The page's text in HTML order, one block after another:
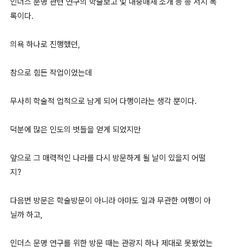
록이다.
의욕 하나로 진행했던,
참으로 힘든 작업이었는데
무사히 학술적 업적으로 남게 되어 다행이라는 생각 뿐이다.
덕분에 많은 인도의 벗들을 얻게 되었지만
앞으로 그 매력적인 나라를 다시 방문하게 될 날이 있을지 어떨
지?
다음번 방문은 학술방문이 아니라 아마도 일과 무관한 여행이 아
닐까 하고,
인더스 문명 연구를 위한 방문 때는 관광지 하나 제대로 못봤었는